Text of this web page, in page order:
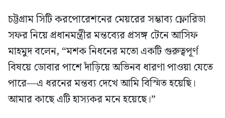
চট্টগ্রাম সিটি করপোরেশনের মেয়রের সম্ভাব্য ফ্লোরিডা
সফর নিয়ে প্রধানমন্ত্রীর মন্তব্যের প্রসঙ্গ টেনে আসিফ
মাহমুদ বলেন, “মশক নিধনের মতো একটি গুরুত্বপূর্ণ
বিষয়ে ডোবার পাশে দাঁড়িয়ে অভিনব ধারণা পাওয়া যেতে
পারে—এ ধরনের মন্তব্য দেখে আমি বিস্মিত হয়েছি।
আমার কাছে এটি হাস্যকর মনে হয়েছে।”